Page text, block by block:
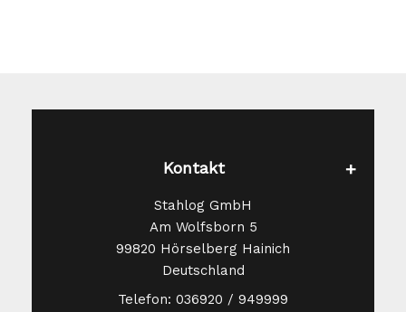
Kontakt
Stahlog GmbH
Am Wolfsborn 5
99820 Hörselberg Hainich
Deutschland
Telefon: 036920 / 949999